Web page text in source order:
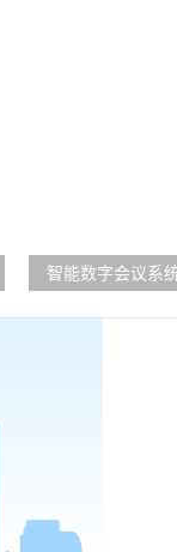
智能数字会议系